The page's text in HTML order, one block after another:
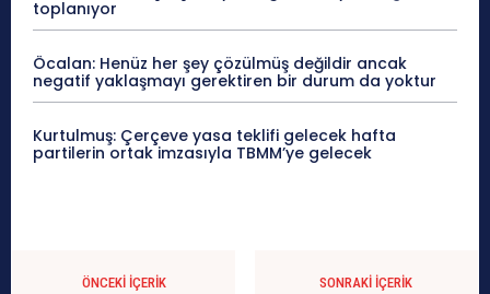
toplanıyor
Öcalan: Henüz her şey çözülmüş değildir ancak
negatif yaklaşmayı gerektiren bir durum da yoktur
Kurtulmuş: Çerçeve yasa teklifi gelecek hafta
partilerin ortak imzasıyla TBMM’ye gelecek
ÖNCEKI İÇERIK SONRAKI İÇERIK